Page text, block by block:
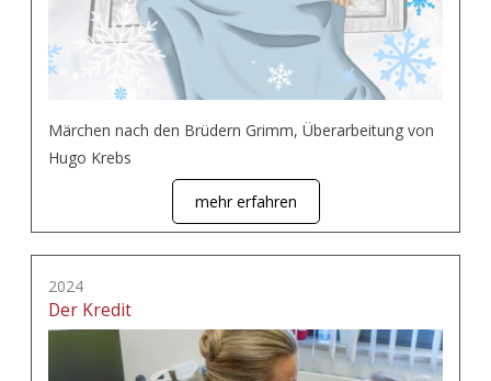
Märchen nach den Brüdern Grimm, Überarbeitung von
Hugo Krebs
mehr erfahren
2024
Der Kredit